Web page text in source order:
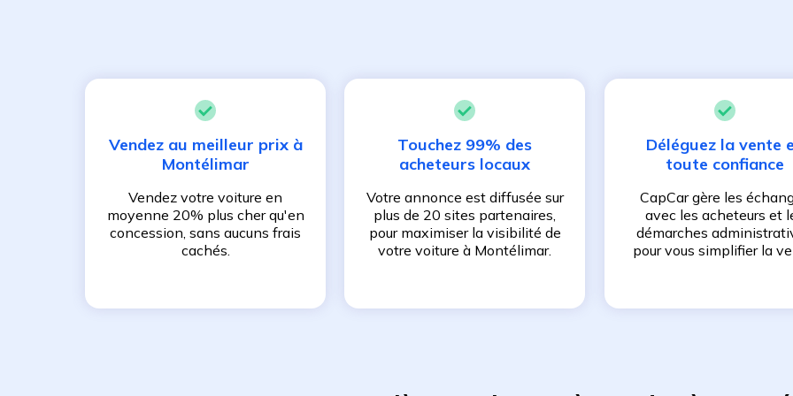
Vendez au meilleur prix à
Montélimar
Vendez votre voiture en
moyenne 20% plus cher qu'en
concession, sans aucuns frais
cachés.
Touchez 99% des
acheteurs locaux
Votre annonce est diffusée sur
plus de 20 sites partenaires,
pour maximiser la visibilité de
votre voiture à Montélimar.
Déléguez la vente
toute confiance
CapCar gère les
avec les acheteurs et
démarches
pour vous simplifier la